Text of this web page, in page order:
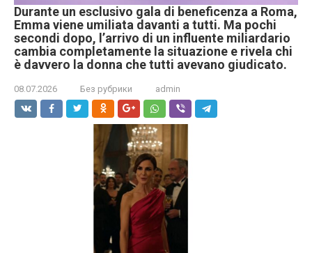
Durante un esclusivo gala di beneficenza a Roma,
Emma viene umiliata davanti a tutti. Ma pochi
secondi dopo, l’arrivo di un influente miliardario
cambia completamente la situazione e rivela chi
è davvero la donna che tutti avevano giudicato.
08.07.2026 Без рубрики admin